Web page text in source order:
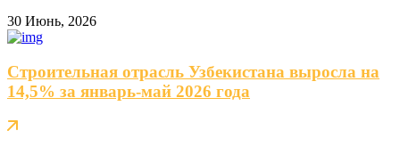
30 Июнь, 2026
Строительная отрасль Узбекистана выросла на
14,5% за январь-май 2026 года